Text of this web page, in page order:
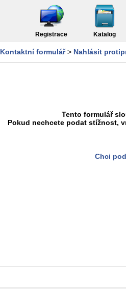
Registrace Katalog
Kontaktní formulář> Nahlásit
Tento formulář
Pokud nechcete podat stížnost,
Chci